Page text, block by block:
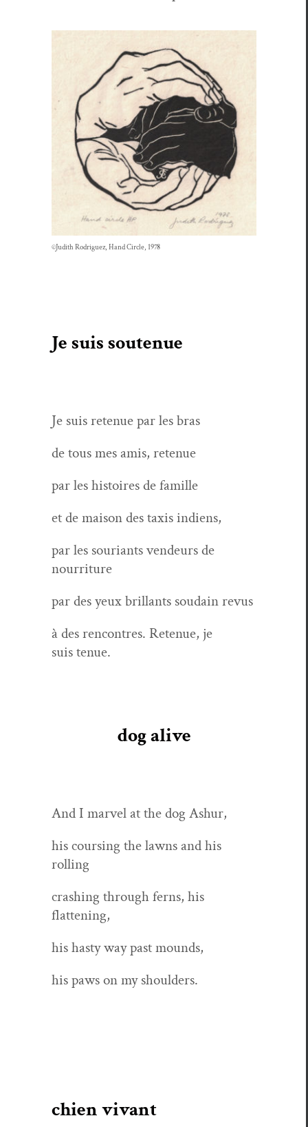
©Judith Rodriguez, Hand Cir­cle, 1978
Je suis soutenue
Je suis retenue par les bras
de tous mes amis, retenue
par les his­toires de famille
et de mai­son des taxis indiens,
par les souri­ants vendeurs de
nourriture
par des yeux bril­lants soudain revus
à des ren­con­tres. Retenue, je
suis tenue.
dog alive
And I mar­vel at the dog Ashur,
his cours­ing the lawns and his
rolling
crash­ing through ferns, his
flattening,
his hasty way past mounds,
his paws on my shoulders.
chien vivant